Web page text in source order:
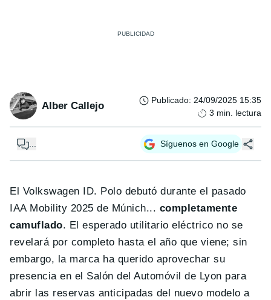
Alber Callejo Publicado: 24/09/2025 15:35
3 min. lectura
... Síguenos en Google
El Volkswagen ID. Polo debutó durante el pasado
IAA Mobility 2025 de Múnich... completamente
camuflado. El esperado utilitario eléctrico no se
revelará por completo hasta el año que viene; sin
embargo, la marca ha querido aprovechar su
presencia en el Salón del Automóvil de Lyon para
abrir las reservas anticipadas del nuevo modelo a